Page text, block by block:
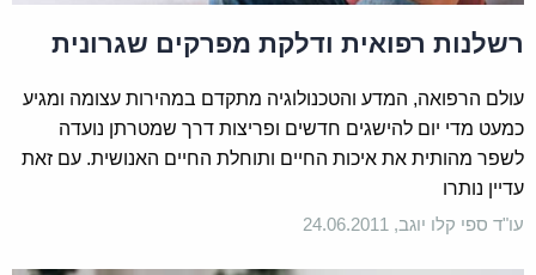
רשלנות רפואית ודלקת מפרקים שגרונית
עולם הרפואה, המדע והטכנולוגיה מתקדם במהירות עצומה ומגיע
כמעט מדי יום להישגים חדשים ופריצות דרך שמטרתן נועדה
לשפר מהותית את איכות החיים ותוחלת החיים האנושית. עם זאת
עדיין נותרו
עו"ד ספי קלו יוגב, 24.06.2011